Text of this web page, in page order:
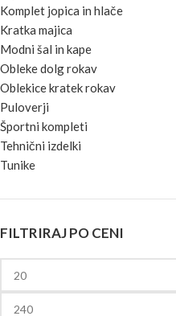
Komplet jopica in hlače
Kratka majica
Modni šal in kape
Obleke dolg rokav
Oblekice kratek rokav
Puloverji
Športni kompleti
Tehnični izdelki
Tunike
FILTRIRAJ PO CENI